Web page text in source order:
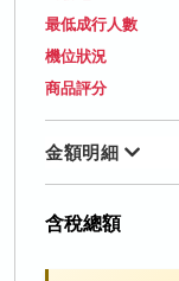
最低成行人數
機位狀況
商品評分
金額明細
含稅總額